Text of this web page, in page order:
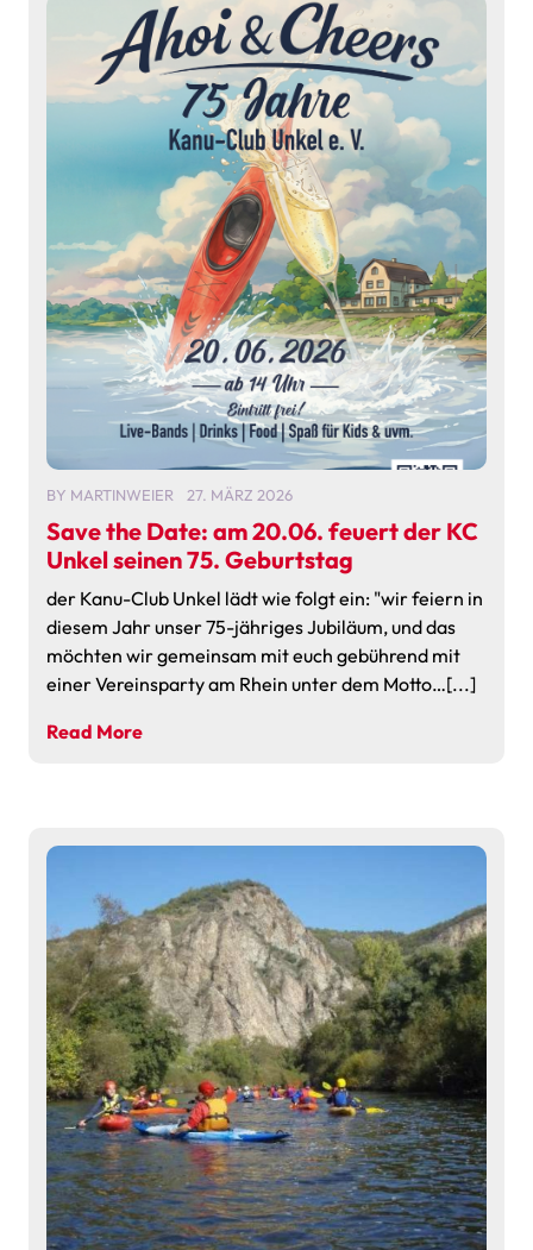
BY MARTINWEIER 27. MÄRZ 2026
Save the Date: am 20.06. feuert der KC
Unkel seinen 75. Geburtstag
der Kanu-Club Unkel lädt wie folgt ein: "wir feiern in
diesem Jahr unser 75-jähriges Jubiläum, und das
möchten wir gemeinsam mit euch gebührend mit
einer Vereinsparty am Rhein unter dem Motto…[...]
Read More